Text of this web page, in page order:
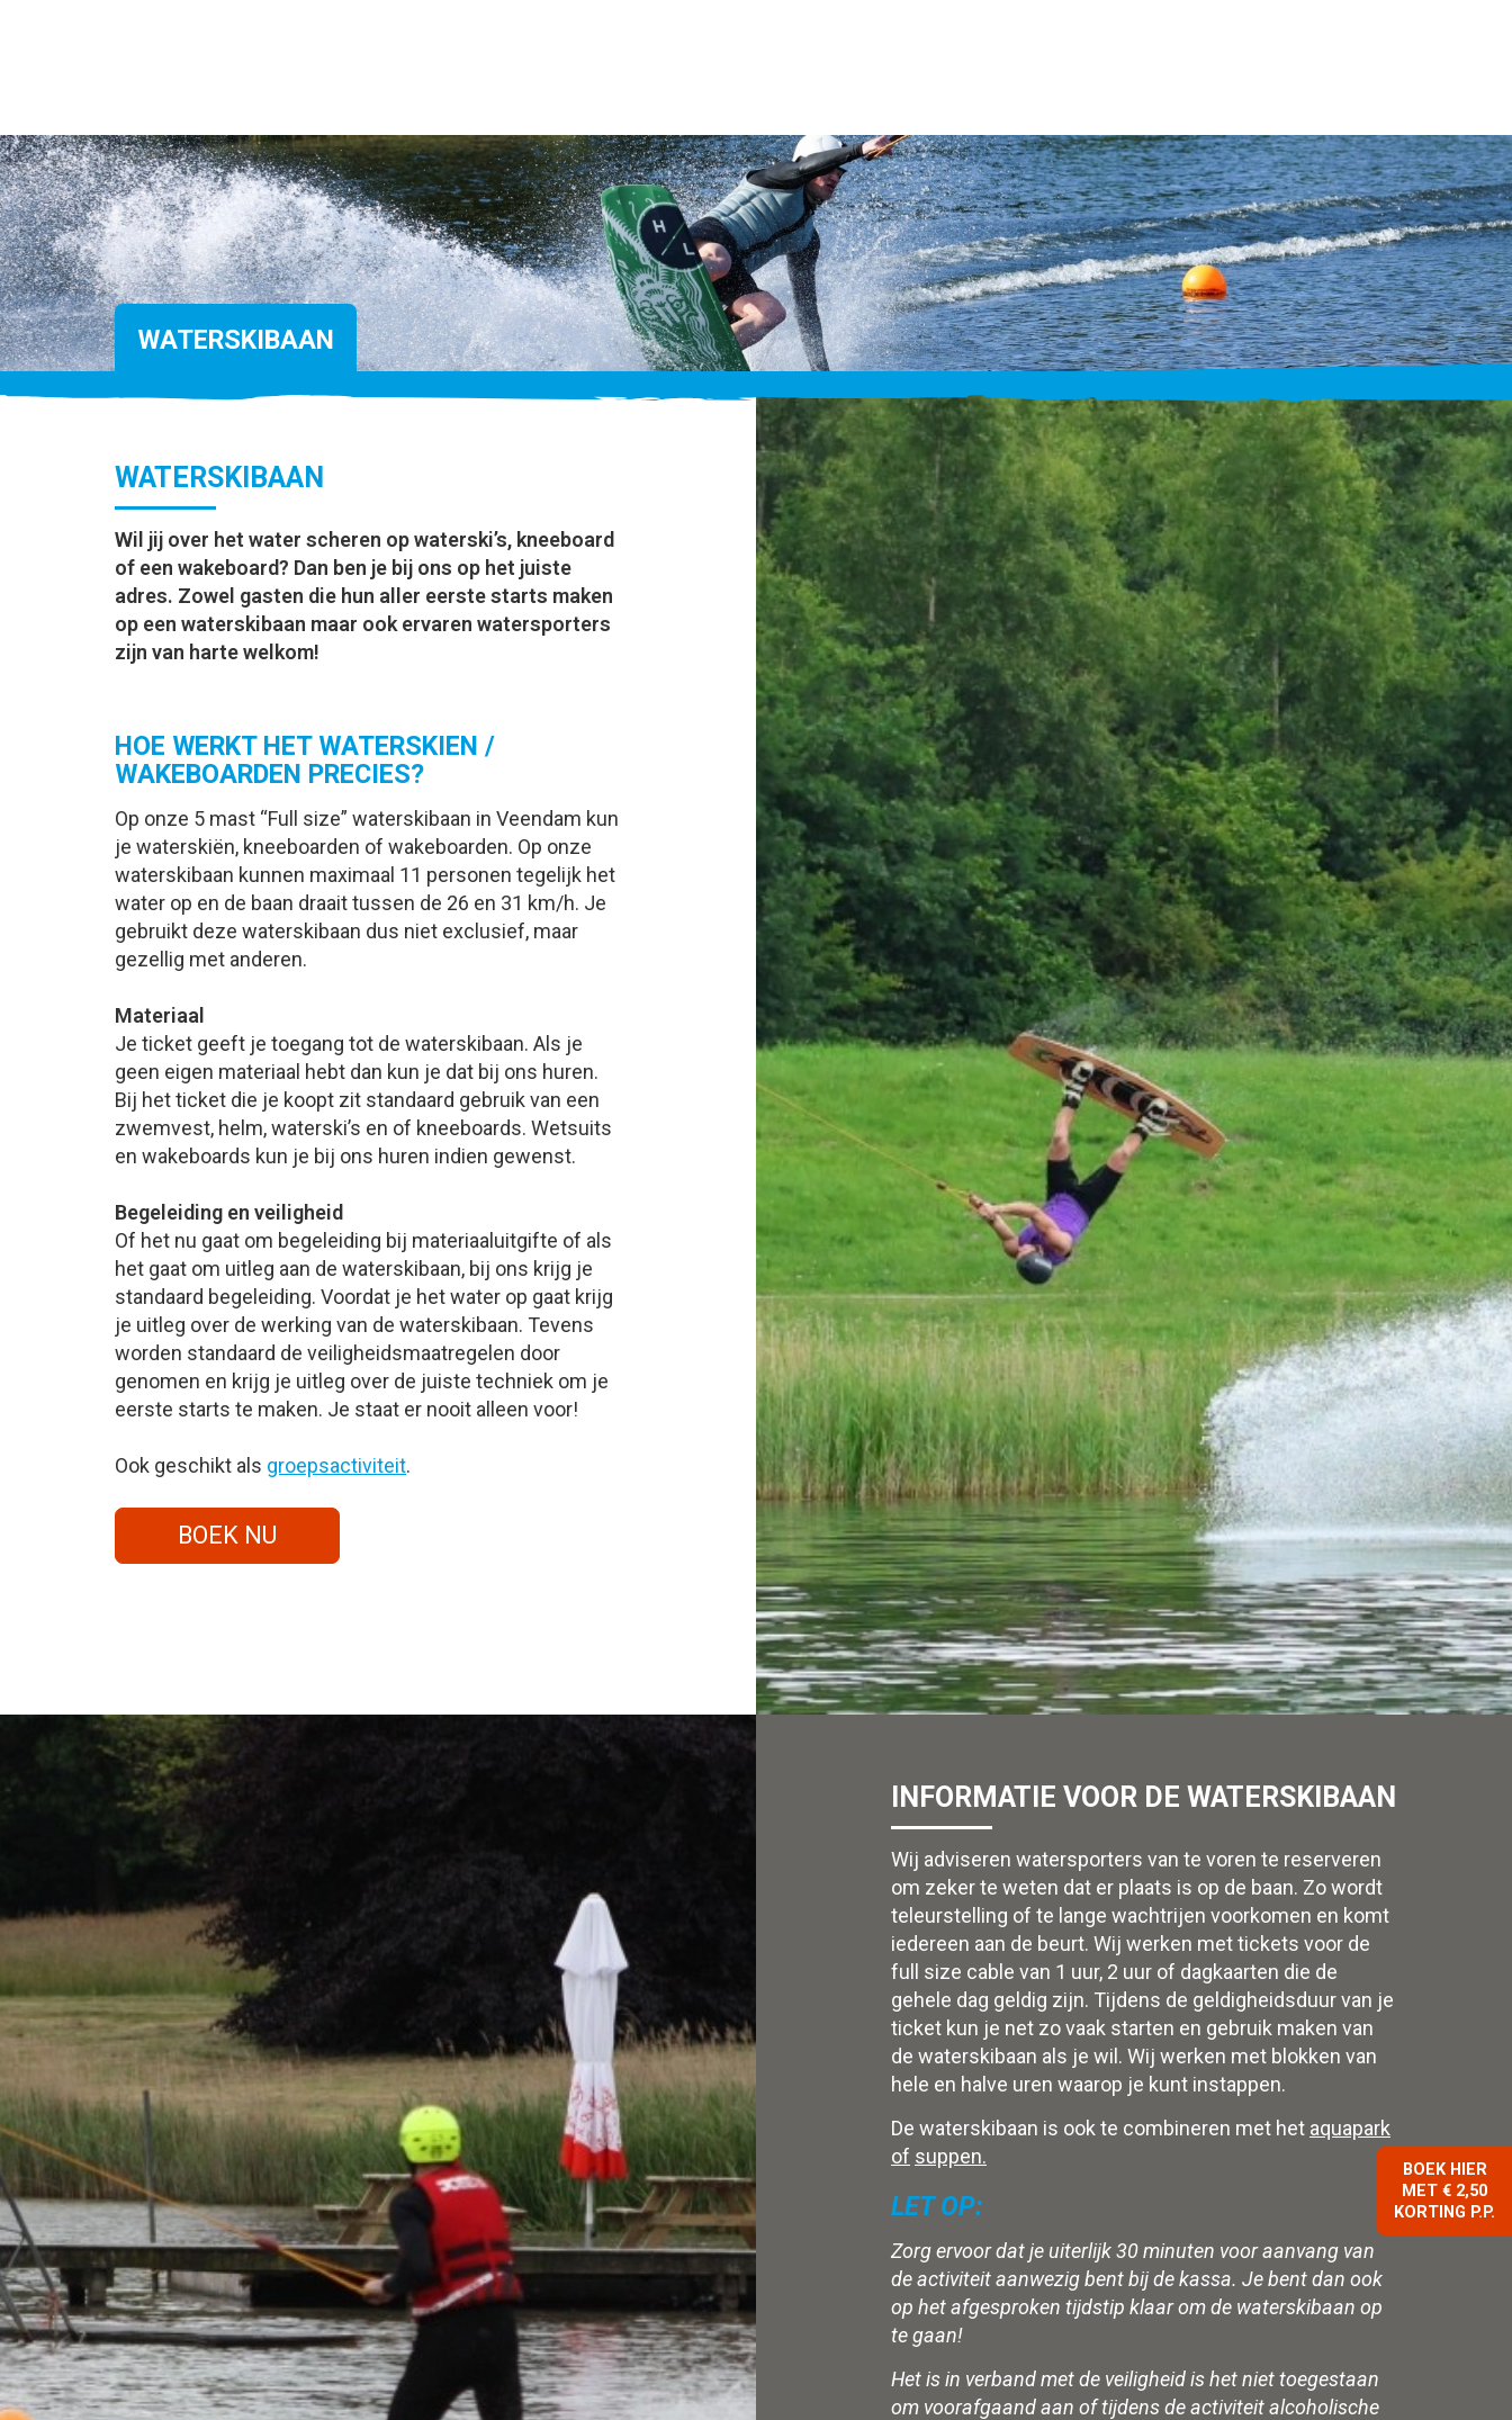
WATERSKIBAAN
WATERSKIBAAN
Wil jij over het water scheren op waterski’s, kneeboard
of een wakeboard? Dan ben je bij ons op het juiste
adres. Zowel gasten die hun aller eerste starts maken
op een waterskibaan maar ook ervaren watersporters
zijn van harte welkom!
HOE WERKT HET WATERSKIEN /
WAKEBOARDEN PRECIES?
Op onze 5 mast “Full size” waterskibaan in Veendam kun
je waterskiën, kneeboarden of wakeboarden. Op onze
waterskibaan kunnen maximaal 11 personen tegelijk het
water op en de baan draait tussen de 26 en 31 km/h. Je
gebruikt deze waterskibaan dus niet exclusief, maar
gezellig met anderen.
Materiaal
Je ticket geeft je toegang tot de waterskibaan. Als je
geen eigen materiaal hebt dan kun je dat bij ons huren.
Bij het ticket die je koopt zit standaard gebruik van een
zwemvest, helm, waterski’s en of kneeboards. Wetsuits
en wakeboards kun je bij ons huren indien gewenst.
Begeleiding en veiligheid
Of het nu gaat om begeleiding bij materiaaluitgifte of als
het gaat om uitleg aan de waterskibaan, bij ons krijg je
standaard begeleiding. Voordat je het water op gaat krijg
je uitleg over de werking van de waterskibaan. Tevens
worden standaard de veiligheidsmaatregelen door
genomen en krijg je uitleg over de juiste techniek om je
eerste starts te maken. Je staat er nooit alleen voor!
Ook geschikt als groepsactiviteit.
BOEK NU
INFORMATIE VOOR DE WATERSKIBAAN
Wij adviseren watersporters van te voren te reserveren
om zeker te weten dat er plaats is op de baan. Zo wordt
teleurstelling of te lange wachtrijen voorkomen en komt
iedereen aan de beurt. Wij werken met tickets voor de
full size cable van 1 uur, 2 uur of dagkaarten die de
gehele dag geldig zijn. Tijdens de geldigheidsduur van je
ticket kun je net zo vaak starten en gebruik maken van
de waterskibaan als je wil. Wij werken met blokken van
hele en halve uren waarop je kunt instappen.
De waterskibaan is ook te combineren met het aquapark
of suppen.
LET OP:
Zorg ervoor dat je uiterlijk 30 minuten voor aanvang van
de activiteit aanwezig bent bij de kassa. Je bent dan ook
op het afgesproken tijdstip klaar om de waterskibaan op
te gaan!
Het is in verband met de veiligheid is het niet toegestaan
om voorafgaand aan of tijdens de activiteit alcoholische
BOEK HIER
MET € 2,50
KORTING P.P.